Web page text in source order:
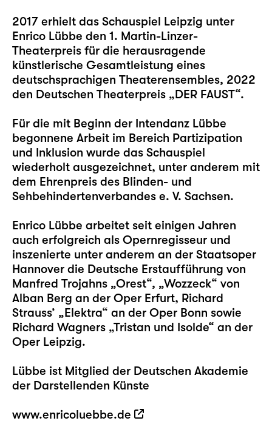
2017 erhielt das Schauspiel Leipzig unter
Enrico Lübbe den 1. Martin-Linzer-
Theaterpreis für die herausragende
künstlerische Gesamtleistung eines
deutschsprachigen Theaterensembles, 2022
den Deutschen Theaterpreis „DER FAUST“.
Für die mit Beginn der Intendanz Lübbe
begonnene Arbeit im Bereich Partizipation
und Inklusion wurde das Schauspiel
wiederholt ausgezeichnet, unter anderem mit
dem Ehrenpreis des Blinden- und
Sehbehindertenverbandes e. V. Sachsen.
Enrico Lübbe arbeitet seit einigen Jahren
auch erfolgreich als Opernregisseur und
inszenierte unter anderem an der Staatsoper
Hannover die Deutsche Erstaufführung von
Manfred Trojahns „Orest“, „Wozzeck“ von
Alban Berg an der Oper Erfurt, Richard
Strauss’ „Elektra“ an der Oper Bonn sowie
Richard Wagners „Tristan und Isolde“ an der
Oper Leipzig.
Lübbe ist Mitglied der Deutschen Akademie
der Darstellenden Künste
www.enricoluebbe.de